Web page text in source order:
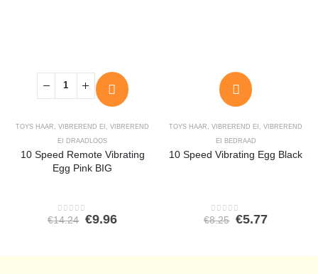
TOYS HAAR VIBREREND EI
VIBREREND
EI DRAADLOOS
10 Speed Remote Vibrating
Egg Pink BIG
0out of 5
€14.24 Oorspronkelijke
€9.96Huidige
TOYS HAAR VIBREREND EI
VIBREREND
EI BEDRAAD
10 Speed Vibrating Egg Black
0out of 5
€8.25 €5.77Huidige